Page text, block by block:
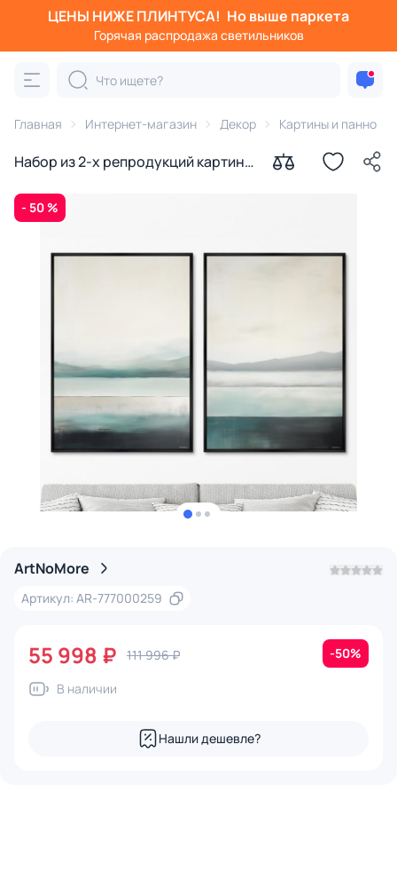
ЦЕНЫ НИЖЕ ПЛИНТУСА! Но выше паркета
Горячая распродажа светильников
Главная Интернет-магазин Декор Картины и панно
Набор из 2-х репродукций картин
(аквариум), 2024г.
- 50 %
ArtNoMore
Артикул: AR-777000259
55 998 ₽ 111 996 ₽ -50%
В наличии
Нашли дешевле?